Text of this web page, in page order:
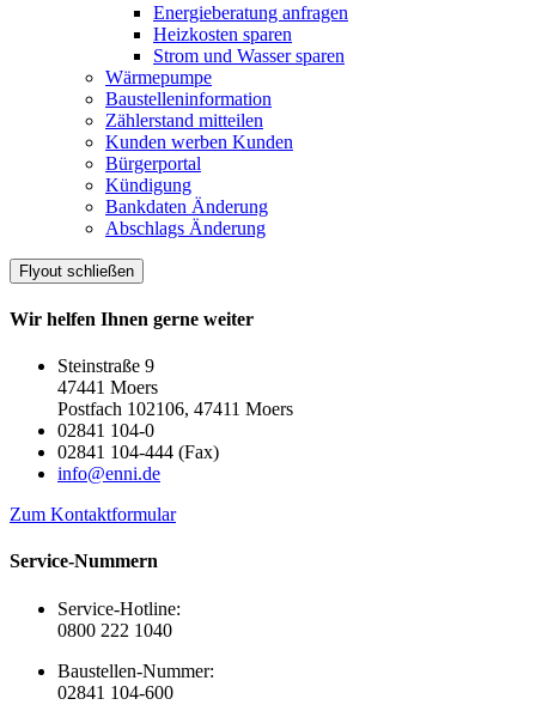
Energieberatung anfragen
Heizkosten sparen
Strom und Wasser sparen
Wärmepumpe
Baustelleninformation
Zählerstand mitteilen
Kunden werben Kunden
Bürgerportal
Kündigung
Bankdaten Änderung
Abschlags Änderung
Flyout schließen
Wir helfen Ihnen gerne weiter
Steinstraße 9
47441 Moers
Postfach 102106, 47411 Moers
02841 104-0
02841 104-444 (Fax)
info@enni.de
Zum Kontaktformular
Service-Nummern
Service-Hotline:
0800 222 1040
Baustellen-Nummer:
02841 104-600